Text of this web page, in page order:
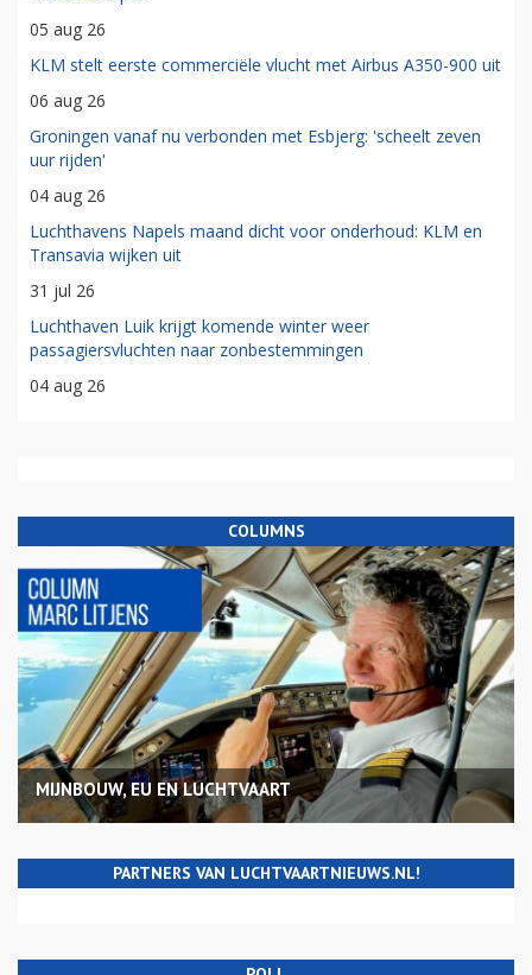
05 aug 26
KLM stelt eerste commerciële vlucht met Airbus A350-900 uit
06 aug 26
Groningen vanaf nu verbonden met Esbjerg: 'scheelt zeven
uur rijden'
04 aug 26
Luchthavens Napels maand dicht voor onderhoud: KLM en
Transavia wijken uit
31 jul 26
Luchthaven Luik krijgt komende winter weer
passagiersvluchten naar zonbestemmingen
04 aug 26
COLUMNS
MIJNBOUW, EU EN LUCHTVAART
PARTNERS VAN LUCHTVAARTNIEUWS.NL!